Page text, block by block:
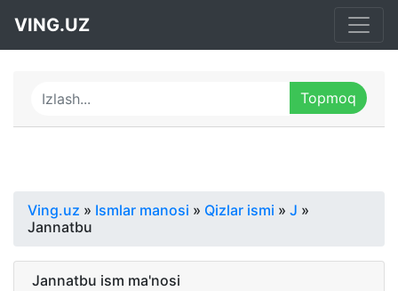
VING.UZ
Ving.uz » Ismlar manosi » Qizlar ismi » J »
Jannatbu
Jannatbu ism ma'nosi